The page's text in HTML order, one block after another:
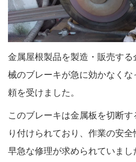
金属屋根製品を製造・販売す
械のブレーキが急に効かなく
頼を受けました。
このブレーキは金属板を切断
り付けられており、作業の安全
早急な修理が求められていまし